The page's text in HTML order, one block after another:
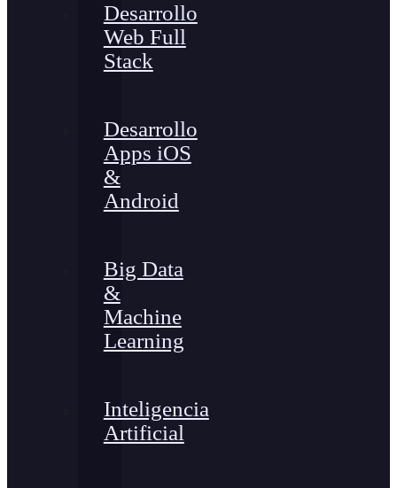
Desarrollo
Web Full
Stack
Desarrollo
Apps iOS
&
Android
Big Data
&
Machine
Learning
Inteligencia
Artificial